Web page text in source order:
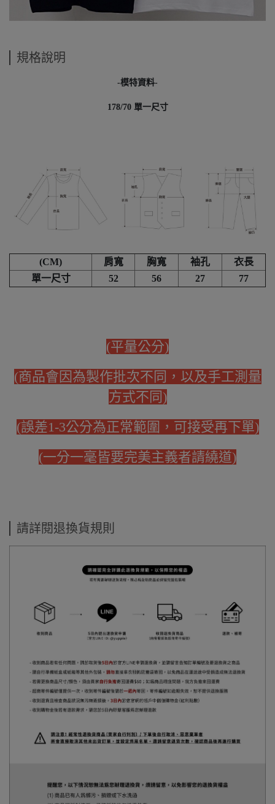
規格說明
-模特資料-
178/70 單一尺寸
(CM) 肩寬 胸寬 袖孔
衣長
單一尺寸
52 56 27 77
(平量公分)
(商品會因為製作批次不同，以及手工測量
方式不同)
(誤差1-3公分為正常範圍，可接受再下單)
(一分一毫皆要完美主義者請繞道)
請詳閱退換貨規則